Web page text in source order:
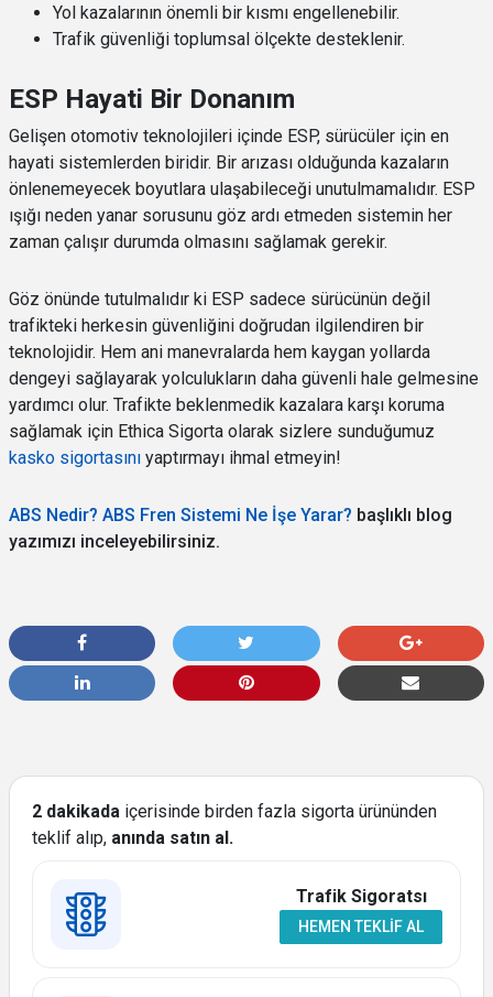
Yol kazalarının önemli bir kısmı engellenebilir.
Trafik güvenliği toplumsal ölçekte desteklenir.
ESP Hayati Bir Donanım
Gelişen otomotiv teknolojileri içinde ESP, sürücüler için en
hayati sistemlerden biridir. Bir arızası olduğunda kazaların
önlenemeyecek boyutlara ulaşabileceği unutulmamalıdır. ESP
ışığı neden yanar sorusunu göz ardı etmeden sistemin her
zaman çalışır durumda olmasını sağlamak gerekir.
Göz önünde tutulmalıdır ki ESP sadece sürücünün değil
trafikteki herkesin güvenliğini doğrudan ilgilendiren bir
teknolojidir. Hem ani manevralarda hem kaygan yollarda
dengeyi sağlayarak yolculukların daha güvenli hale gelmesine
yardımcı olur. Trafikte beklenmedik kazalara karşı koruma
sağlamak için Ethica Sigorta olarak sizlere sunduğumuz
kasko sigortasını yaptırmayı ihmal etmeyin!
ABS Nedir? ABS Fren Sistemi Ne İşe Yarar? başlıklı blog
yazımızı inceleyebilirsiniz.
2 dakikada içerisinde birden fazla sigorta ürününden
teklif alıp, anında satın al.
Trafik Sigoratsı
HEMEN TEKLIF AL